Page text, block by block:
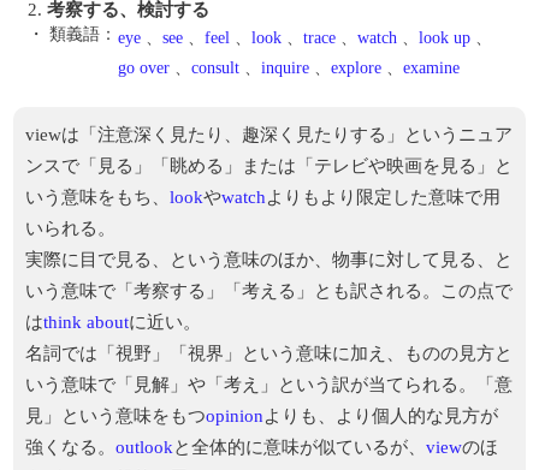
2. 考察する、検討する
・ 類義語： eye 、 see 、 feel 、 look 、 trace 、 watch 、 look up 、
go over 、 consult 、 inquire 、 explore 、 examine
viewは「注意深く見たり、趣深く見たりする」というニュア
ンスで「見る」「眺める」または「テレビや映画を見る」と
いう意味をもち、 lookやwatchよりもより限定した意味で用
いられる。
実際に目で見る、という意味のほか、物事に対して見る、と
いう意味で「考察する」「考える」とも訳される。この点で
はthink aboutに近い。
名詞では「視野」「視界」という意味に加え、ものの見方と
いう意味で「見解」や「考え」という訳が当てられる。「意
見」という意味をもつopinionよりも、より個人的な見方が
強くなる。 outlookと全体的に意味が似ているが、 viewのほ